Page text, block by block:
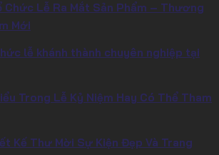
Chức Lễ Ra Mắt Sản Phẩm – Thương
Mới
lễ khánh thành chuyên nghiệp tại
Trong Lễ Kỷ Niệm Hay Có Thể Tham
Kế Thư Mời Sự Kiện Đẹp Và Trang